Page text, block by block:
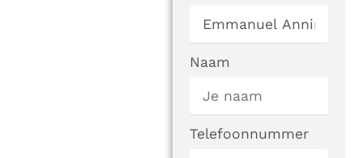
Naam
Telefoonnummer